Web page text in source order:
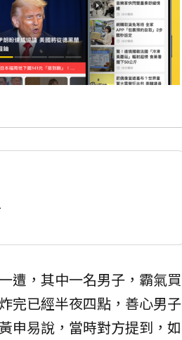
遭，其中一名男子，霸氣買
完已經半夜四點，善心男子
申易說，當時對方提到，如